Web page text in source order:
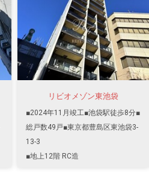
リビオメゾン東池袋
■2024年11月竣工■池袋駅徒歩8分■
総戸数49戸■東京都豊島区東池袋3-
13-3
■地上12階 RC造